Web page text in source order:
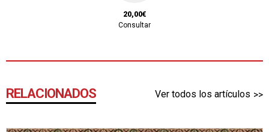
20,00€
Consultar
RELACIONADOS Ver todos los artículos